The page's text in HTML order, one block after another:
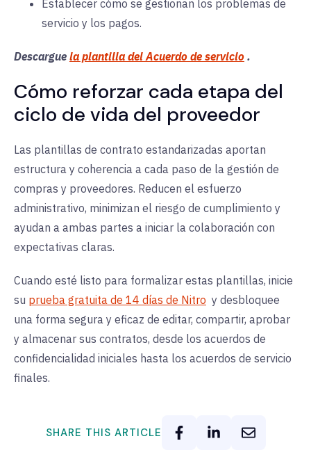
Establecer cómo se gestionan los problemas de
servicio y los pagos.
Descargue la plantilla del Acuerdo de servicio .
Cómo reforzar cada etapa del
ciclo de vida del proveedor
Las plantillas de contrato estandarizadas aportan
estructura y coherencia a cada paso de la gestión de
compras y proveedores. Reducen el esfuerzo
administrativo, minimizan el riesgo de cumplimiento y
ayudan a ambas partes a iniciar la colaboración con
expectativas claras.
Cuando esté listo para formalizar estas plantillas, inicie
su prueba gratuita de 14 días de Nitro y desbloquee
una forma segura y eficaz de editar, compartir, aprobar
y almacenar sus contratos, desde los acuerdos de
confidencialidad iniciales hasta los acuerdos de servicio
finales.
SHARE THIS ARTICLE